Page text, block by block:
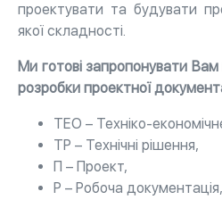
проектувати та будувати
якої складності.
Ми готові запропонувати
розробки проектної
ТЕО – Техніко-
ТР – Технічні рішення,
П – Проект,
Р – Робоча документація,